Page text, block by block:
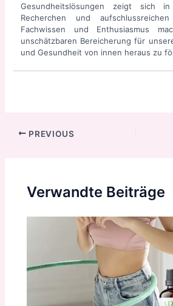
Gesundheitslösungen zeigt sich
Recherchen und
Fachwissen und Enthusiasmus
unschätzbaren Bereicherung für
und Gesundheit von innen heraus zu
Post
PREVIOUS
Verwandte Beiträge